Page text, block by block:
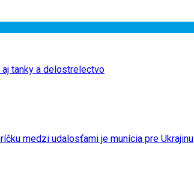
tanky a delostrelectvo
medzi udalosťami je munícia pre Ukrajinu